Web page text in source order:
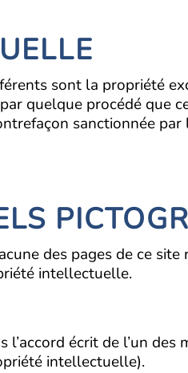
sont la propriété
quelque procédé que
sanctionnée
des pages de ce
intellectuelle.
écrit de l’un des
intellectuelle).